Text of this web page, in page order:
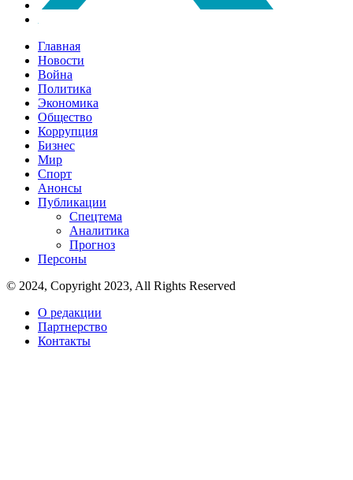
Главная
Новости
Война
Политика
Экономика
Общество
Коррупция
Бизнес
Мир
Спорт
Анонсы
Публикации
Спецтема
Аналитика
Прогноз
Персоны
© 2024, Copyright 2023, All Rights Reserved
О редакции
Партнерство
Контакты